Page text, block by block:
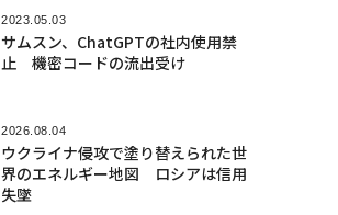
2023.05.03
サムスン、ChatGPTの社内使用禁
止 機密コードの流出受け
2026.08.04
ウクライナ侵攻で塗り替えられた世
界のエネルギー地図 ロシアは信用
失墜